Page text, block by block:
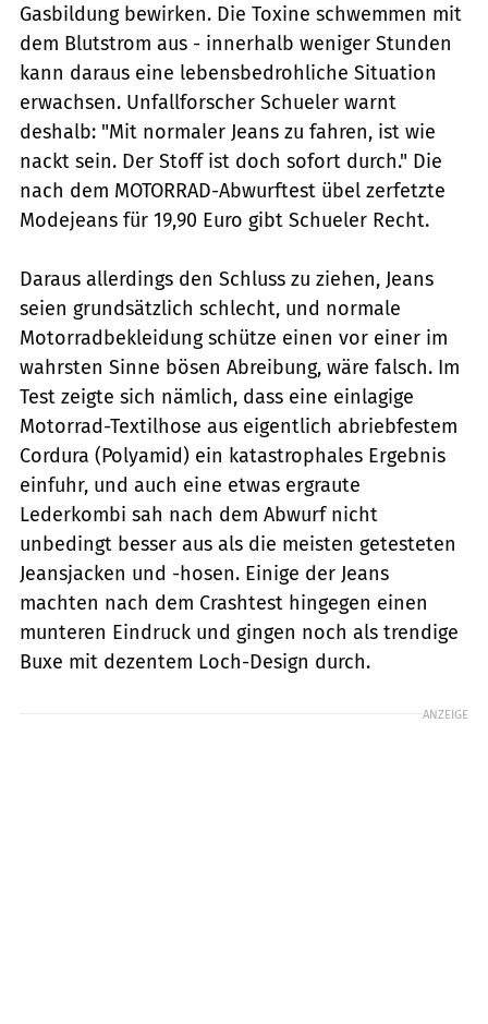
Gasbildung bewirken. Die Toxine schwemmen mit
dem Blutstrom aus - innerhalb weniger Stunden
kann daraus eine lebensbedrohliche Situation
erwachsen. Unfallforscher Schueler warnt
deshalb: "Mit normaler Jeans zu fahren, ist wie
nackt sein. Der Stoff ist doch sofort durch." Die
nach dem MOTORRAD-Abwurftest übel zerfetzte
Modejeans für 19,90 Euro gibt Schueler Recht.
Daraus allerdings den Schluss zu ziehen, Jeans
seien grundsätzlich schlecht, und normale
Motorradbekleidung schütze einen vor einer im
wahrsten Sinne bösen Abreibung, wäre falsch. Im
Test zeigte sich nämlich, dass eine einlagige
Motorrad-Textilhose aus eigentlich abriebfestem
Cordura (Polyamid) ein katastrophales Ergebnis
einfuhr, und auch eine etwas ergraute
Lederkombi sah nach dem Abwurf nicht
unbedingt besser aus als die meisten getesteten
Jeansjacken und -hosen. Einige der Jeans
machten nach dem Crashtest hingegen einen
munteren Eindruck und gingen noch als trendige
Buxe mit dezentem Loch-Design durch.
ANZEIGE